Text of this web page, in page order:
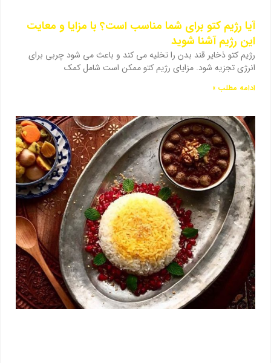
آیا رژیم کتو برای شما مناسب است؟ با مزایا و معایت
این رژیم آشنا شوید
رژیم کتو ذخایر قند بدن را تخلیه می کند و باعث می شود چربی برای
انرژی تجزیه شود. مزایای رژیم کتو ممکن است شامل کمک
ادامه مطلب »